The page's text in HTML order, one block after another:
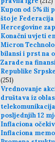
Kupon od 5% ili
što je Federacija
Hercegovine
Konačni uvjeti
Micron
bilansi i prst na
Zarade na
Republike
(251)
Vrednovanje
društava iz
posljednjih 12
Inflaciona
Inflaciona